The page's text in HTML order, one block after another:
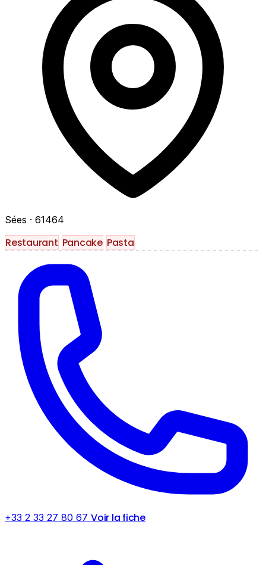
Sées · 61464
Restaurant Pancake Pasta
+33 2 33 27 80 67 Voir la fiche